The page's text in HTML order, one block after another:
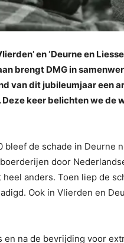
en ‘Deurne en
brengt DMG in
van dit jubileumjaar een
keer belichten we de
de schade in Deurne
door
anders. Toen liep de
Ook in Vlierden en
na de bevrijding voor